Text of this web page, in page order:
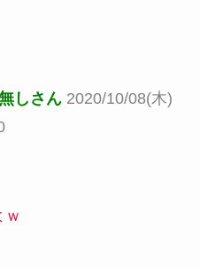
しさん 2020/10/08(木)